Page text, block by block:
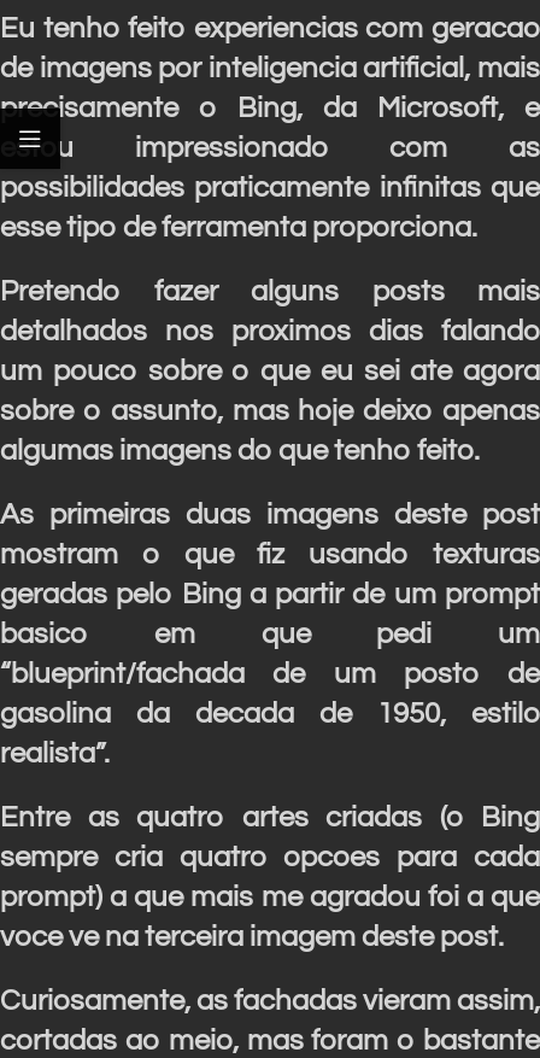
Eu tenho feito experiencias com geracao
de imagens por inteligencia artificial, mais
precisamente o Bing, da Microsoft, e
estou impressionado com as
possibilidades praticamente infinitas que
esse tipo de ferramenta proporciona.
Pretendo fazer alguns posts mais
detalhados nos proximos dias falando
um pouco sobre o que eu sei ate agora
sobre o assunto, mas hoje deixo apenas
algumas imagens do que tenho feito.
As primeiras duas imagens deste post
mostram o que fiz usando texturas
geradas pelo Bing a partir de um prompt
basico em que pedi um
“blueprint/fachada de um posto de
gasolina da decada de 1950, estilo
realista”.
Entre as quatro artes criadas (o Bing
sempre cria quatro opcoes para cada
prompt) a que mais me agradou foi a que
voce ve na terceira imagem deste post.
Curiosamente, as fachadas vieram assim,
cortadas ao meio, mas foram o bastante